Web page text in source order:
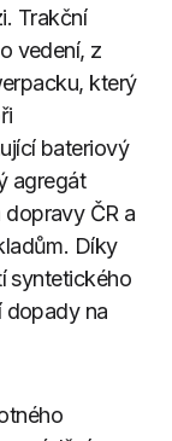
Trakční
vedení, z
který
bateriový
agregát
ČR a
Díky
syntetického
dopady na